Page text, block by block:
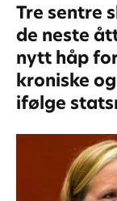
Tre sentre
de neste
nytt håp
kroniske
ifølge